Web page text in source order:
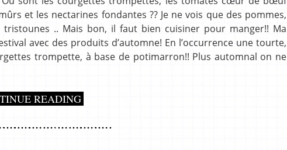
et les nectarines fondantes ?? Je ne vois que des pommes,
.. Mais bon, il faut bien cuisiner pour manger!! Ma
avec des produits d’automne! En l’occurrence une tourte,
trompette, à base de potimarron!! Plus automnal on ne
READING